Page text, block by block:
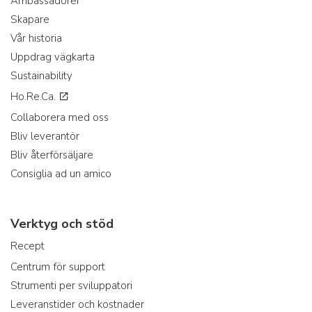
Skapare
Vår historia
Uppdrag vägkarta
Sustainability
Ho.Re.Ca.
Collaborera med oss
Bliv leverantör
Bliv återförsäljare
Consiglia ad un amico
Verktyg och stöd
Recept
Centrum för support
Strumenti per sviluppatori
Leveranstider och kostnader